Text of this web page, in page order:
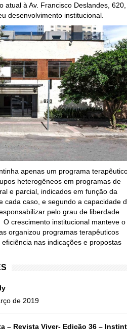
atual à Av. Francisco Deslandes, 620,
desenvolvimento institucional.
apenas um programa
heterogêneos em programas de
e parcial, indicados em função da
cada caso, e segundo a capacidade
pelo grau de liberdade
crescimento institucional manteve o
organizou programas terapêuticos
nas indicações e propostas
de 2019
– Revista Viver- Edição 36 –